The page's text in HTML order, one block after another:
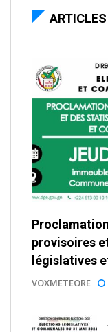
provisoires
législatives
VOXMETEORE